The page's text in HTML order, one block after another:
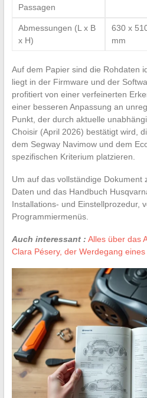
Passagen
Abmessungen (L x B
x H)
630 x
mm
Auf dem Papier sind die Rohdaten
liegt in der Firmware und der
profitiert von einer verfeinerten
einer besseren Anpassung an
Punkt, der durch aktuelle
Choisir (April 2026) bestätigt wird,
dem Segway Navimow und dem
spezifischen Kriterium platzieren.
Um auf das vollständige Dokument
Daten und das Handbuch
Installations- und Einstellprozedur,
Programmiermenüs.
Auch interessant : Alles über das
Clara Pésery, der Werdegang